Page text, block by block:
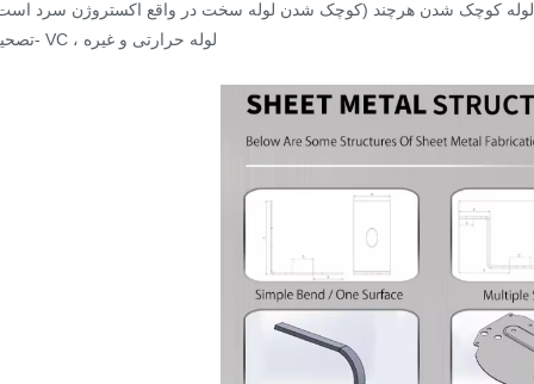
7> لوله کوچک شدن هرچند (کوچک شدن لوله سخت در واقع اکستروژن سرد
8> تصحیح- VC ، لوله حرارتی و غیره